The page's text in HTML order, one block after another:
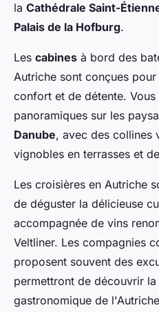
la Cathédrale Saint-
Palais de la Hofburg.
Les cabines à bord des
Autriche sont conçues
confort et de détente.
panoramiques sur les
Danube, avec des collines
vignobles en terrasses et
Les croisières en Autriche
de déguster la délicieuse
accompagnée de vins
Veltliner. Les compagnies
proposent souvent des
permettront de découvrir
gastronomique de